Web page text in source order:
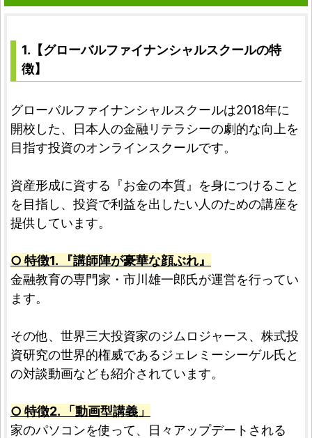
1.【グローバルファイナンシャルスクールの特
徴】
グローバルファイナンシャルスクールは2018年に
開校した、日本人の金融リテラシーの劇的な向上を
目指す投資のオンラインスクールです。
資産形成に資する『お金の本質』を身につけること
を目指し、投資で利益を出したい人のための講座を
提供しています。
○ 特徴1. 『講師陣が豪華な顔ぶれ』
金融教育の専門家・市川雄一郎氏が運営を行ってい
ます。
その他、世界三大投資家のジムロジャース、株式投
資研究の世界的権威であるジェレミーシーゲル氏と
の対談動画なども紹介されています。
○ 特徴2. 「動画型講義」
家のパソコンを使って、日々アップデートされる